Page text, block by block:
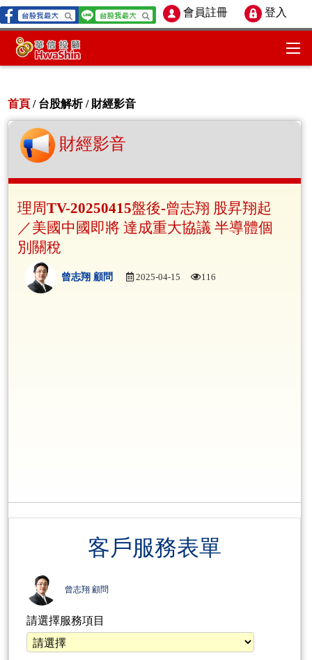
會員註冊 登入
首頁 / 台股解析 / 財經影音
財經影音
理周TV-20250415盤後-曾志翔 股昇翔起
／美國中國即將 達成重大協議 半導體個
別關稅
曾志翔 顧問 2025-04-15 116
客戶服務表單
曾志翔 顧問
請選擇服務項目